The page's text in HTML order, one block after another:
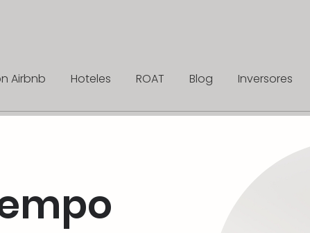
Airbnb Hoteles ROAT Blog Inversores